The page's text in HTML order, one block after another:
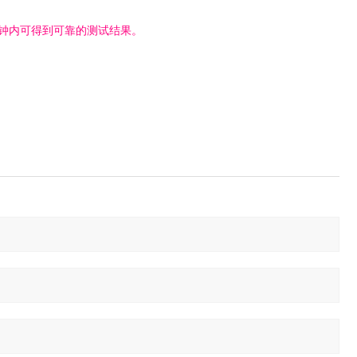
可得到可靠的测试结果。